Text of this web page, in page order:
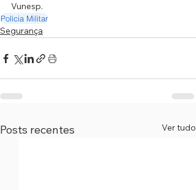
Vunesp.
Polícia Militar
Segurança
Posts recentes Ver tudo